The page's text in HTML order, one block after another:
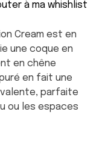
à ma whishlist
Cream est en
une coque en
en chêne
en fait une
parfaite
ou les espaces